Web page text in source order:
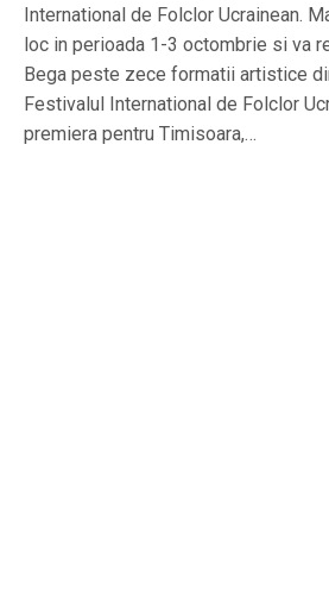
International de Folclor Ucrainean.
loc in perioada 1-3 octombrie si va
Bega peste zece formatii artistice
Festivalul International de Folclor
premiera pentru Timisoara,…